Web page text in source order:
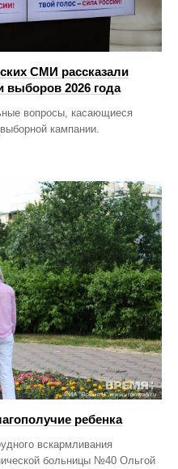
СМИ рассказали
выборов 2026 года
вопросы, касающиеся
кампании.
ребенка
вскармливания
больницы №40 Ольгой